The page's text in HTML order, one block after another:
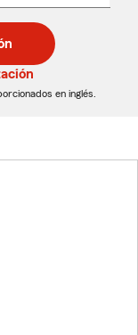
en inglés.